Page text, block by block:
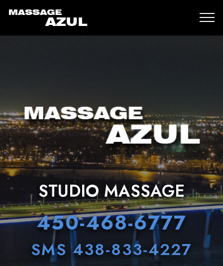
STUDIO MASSAGE
450-468-6777
SMS 438-833-4227